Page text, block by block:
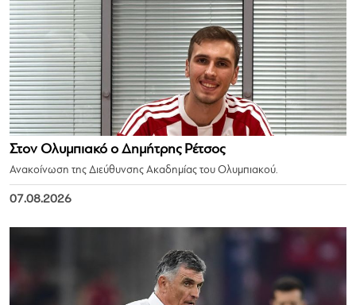
Στον Ολυμπιακό ο Δημήτρης Ρέτσος
Ανακοίνωση της Διεύθυνσης Ακαδημίας του Ολυμπιακού.
07.08.2026